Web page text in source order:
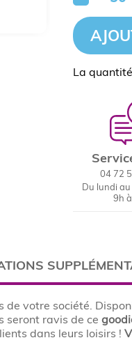
La
04 72
Du lundi
9h
de votre société.
seront ravis de ce
dans leurs loisirs !